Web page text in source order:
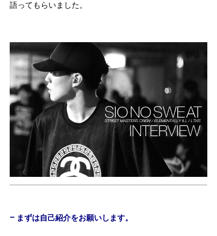
語ってもらいました。
– まずは自己紹介をお願いします。